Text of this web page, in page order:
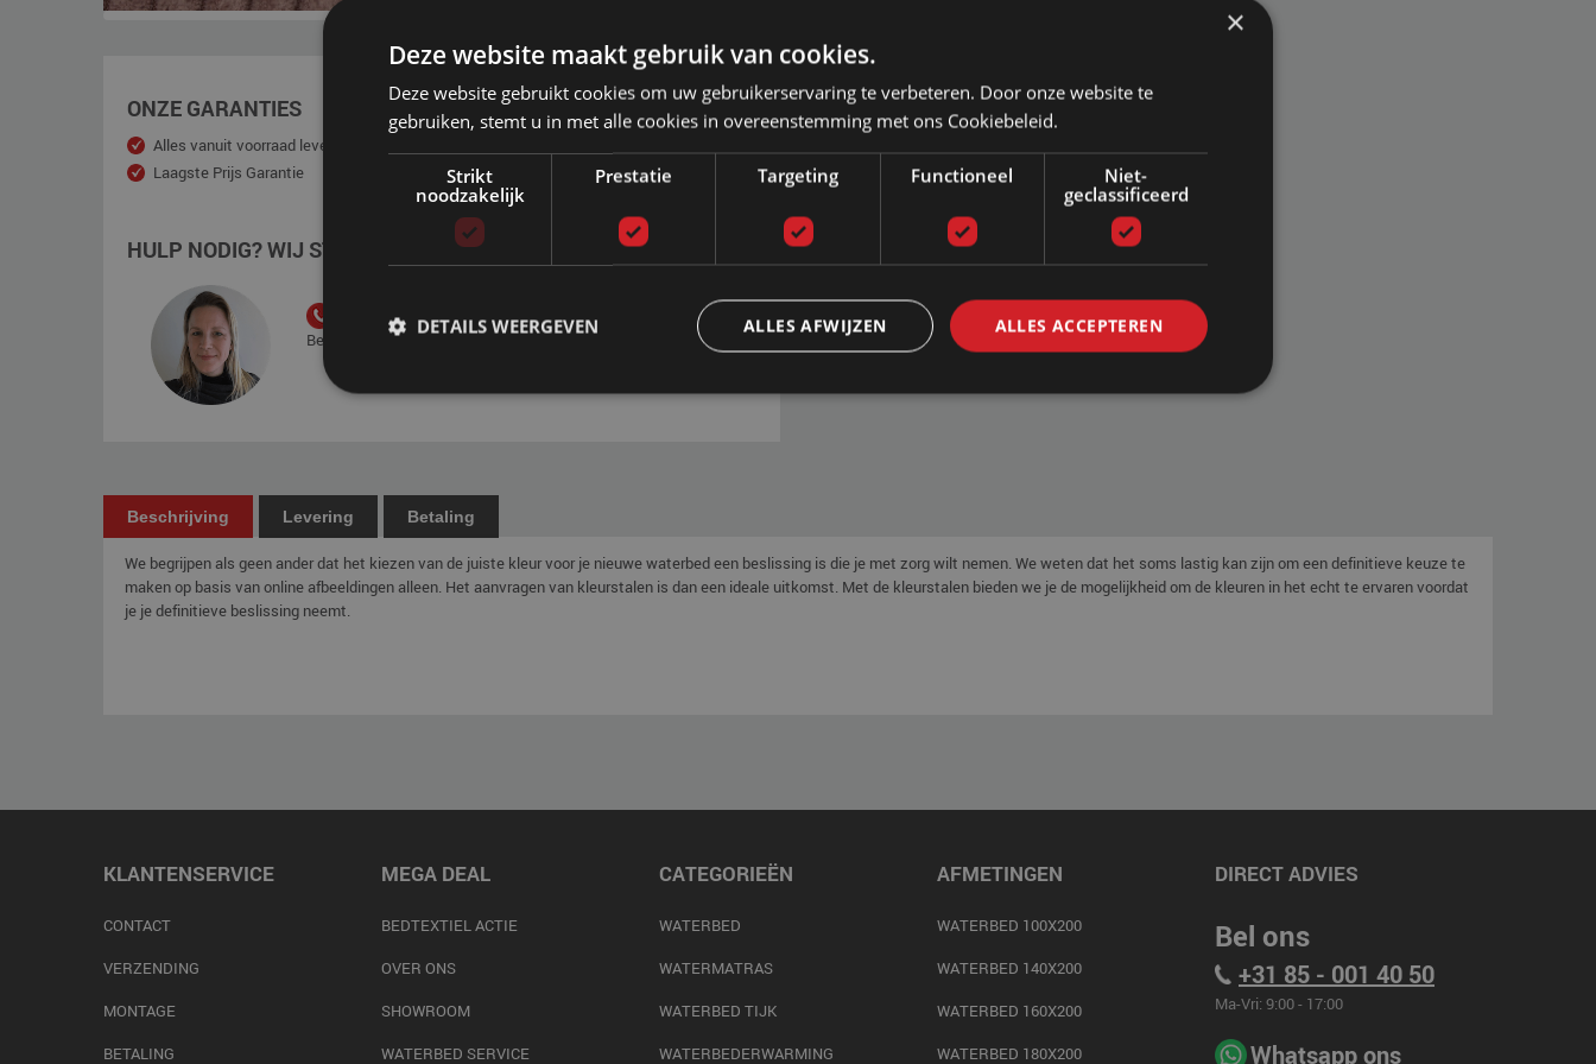
ONZE GARANTIES
Alles vanuit voorraad leverbaar
Laagste Prijs Garantie
150 dagen proefslapen
Gespreid betalen
HULP NODIG? WIJ STAAN VOOR U KLAAR!
+31 85 - 001 40 50
Bereikbaar van maandag t/m vrijdag van 09:00 tot 17:00
Beschrijving Levering Betaling
We begrijpen als geen ander dat het kiezen van de juiste kleur voor je nieuwe waterbed een beslissing is die je met zorg wilt nemen. We weten dat het soms lastig kan zijn om een definitieve keuze te
maken op basis van online afbeeldingen alleen. Het aanvragen van kleurstalen is dan een ideale uitkomst. Met de kleurstalen bieden we je de mogelijkheid om de kleuren in het echt te ervaren voordat
je je definitieve beslissing neemt.
KLANTENSERVICE
CONTACT
VERZENDING
MONTAGE
BETALING
MEGA DEAL
BEDTEXTIEL ACTIE
OVER ONS
SHOWROOM
WATERBED SERVICE
CATEGORIEËN
WATERBED
WATERMATRAS
WATERBED TIJK
WATERBEDERWARMING
AFMETINGEN
WATERBED 100X200
WATERBED 140X200
WATERBED 160X200
WATERBED 180X200
DIRECT ADVIES
Bel ons
+31 85 - 001 40 50
Ma-Vri: 9:00 - 17:00
Whatsapp ons
×
Deze website maakt gebruik van cookies.
Deze website gebruikt cookies om uw gebruikerservaring te verbeteren. Door onze website te
gebruiken, stemt u in met alle cookies in overeenstemming met ons Cookiebeleid.
Strikt
noodzakelijk
Prestatie Targeting Functioneel
Niet-
geclassificeerd
ALLES ACCEPTEREN
ALLES AFWIJZEN
DETAILS WEERGEVEN